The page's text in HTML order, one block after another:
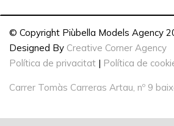
© Copyright Piùbella Models Agency
Designed By Creative Corner Agency
Política de privacitat | Política de
Carrer Tomàs Carreras Artau, nº 9